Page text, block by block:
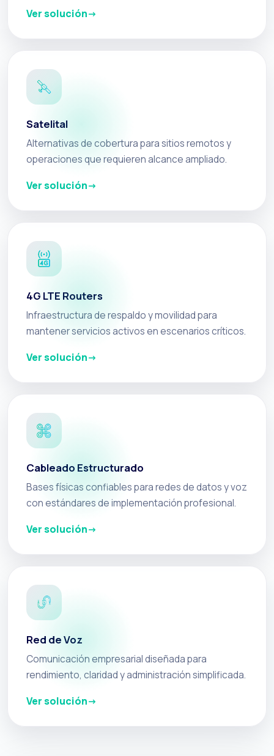
Ver solución
Satelital
Alternativas de cobertura para sitios remotos y
operaciones que requieren alcance ampliado.
Ver solución
4G LTE Routers
Infraestructura de respaldo y movilidad para
mantener servicios activos en escenarios críticos.
Ver solución
Cableado Estructurado
Bases físicas confiables para redes de datos y voz
con estándares de implementación profesional.
Ver solución
Red de Voz
Comunicación empresarial diseñada para
rendimiento, claridad y administración simplificada.
Ver solución